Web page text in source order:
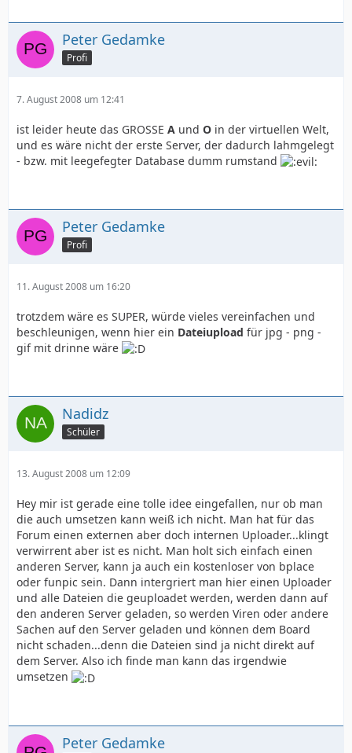
Peter Gedamke
Profi
7. August 2008 um 12:41
ist leider heute das GROSSE A und O in der virtuellen Welt,
und es wäre nicht der erste Server, der dadurch lahmgelegt
- bzw. mit leegefegter Database dumm rumstand
Peter Gedamke
Profi
11. August 2008 um 16:20
trotzdem wäre es SUPER, würde vieles vereinfachen und
beschleunigen, wenn hier ein Dateiupload für jpg - png -
gif mit drinne wäre
Nadidz
Schüler
13. August 2008 um 12:09
Hey mir ist gerade eine tolle idee eingefallen, nur ob man
die auch umsetzen kann weiß ich nicht. Man hat für das
Forum einen externen aber doch internen Uploader...klingt
verwirrent aber ist es nicht. Man holt sich einfach einen
anderen Server, kann ja auch ein kostenloser von bplace
oder funpic sein. Dann intergriert man hier einen Uploader
und alle Dateien die geuploadet werden, werden dann auf
den anderen Server geladen, so werden Viren oder andere
Sachen auf den Server geladen und können dem Board
nicht schaden...denn die Dateien sind ja nicht direkt auf
dem Server. Also ich finde man kann das irgendwie
umsetzen
Peter Gedamke